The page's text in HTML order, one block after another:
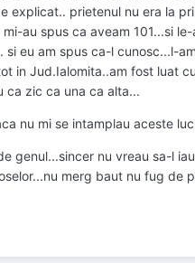
explicat.. prietenul nu era la
au spus ca aveam 101...si
eu am spus ca-l cunosc...l-
in Jud.Ialomita..am fost luat
ca zic ca una ca alta...
nu mi se intamplau aceste
genul...sincer nu vreau sa-l
merg baut nu fug de